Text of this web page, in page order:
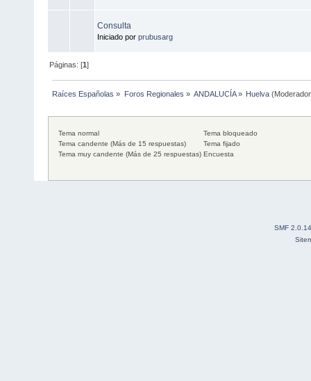
Consulta
Iniciado por prubusarg
Páginas: [1]
Raíces Españolas » Foros Regionales » ANDALUCÍA» Huelva
Tema normal
Tema candente (Más de 15 respuestas)
Tema muy candente (Más de 25 respuestas)
Tema bloqueado
Tema fijado
Encuesta
SMF 2.0.14